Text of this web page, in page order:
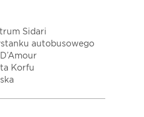
Sidari
autobusowego
Korfu